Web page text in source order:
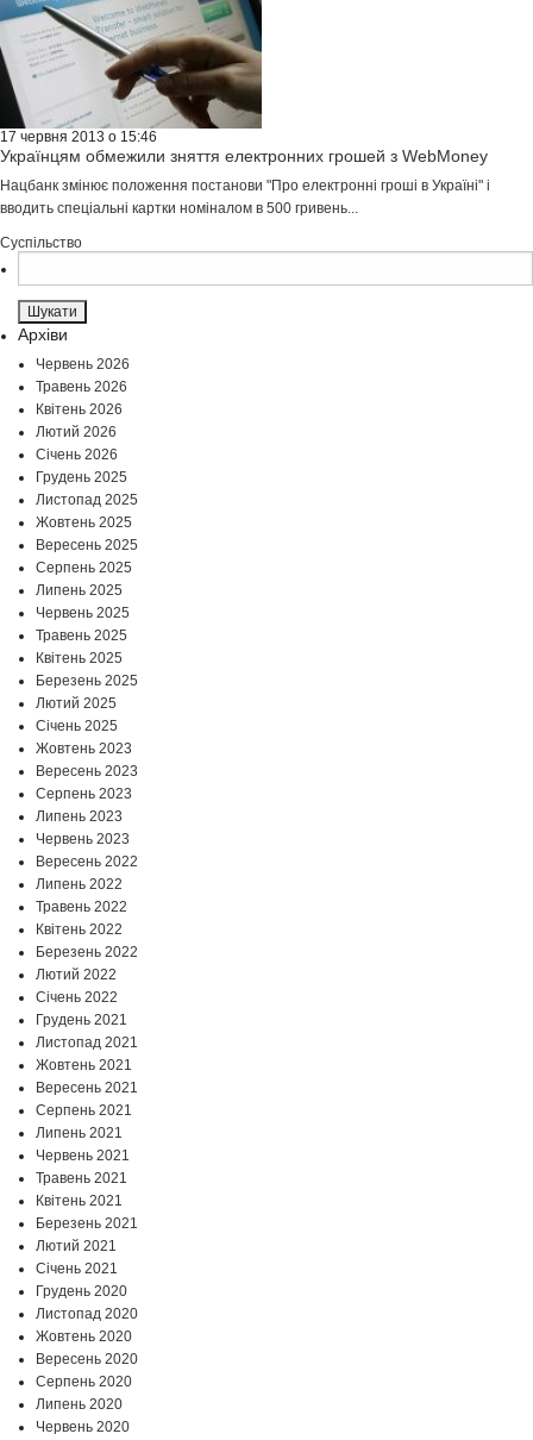
17 червня 2013 о 15:46
Українцям обмежили зняття електронних грошей з WebMoney
Нацбанк змінює положення постанови "Про електронні гроші в Україні" і
вводить спеціальні картки номіналом в 500 гривень...
Суспільство
Архіви
Червень 2026
Травень 2026
Квітень 2026
Лютий 2026
Січень 2026
Грудень 2025
Листопад 2025
Жовтень 2025
Вересень 2025
Серпень 2025
Липень 2025
Червень 2025
Травень 2025
Квітень 2025
Березень 2025
Лютий 2025
Січень 2025
Жовтень 2023
Вересень 2023
Серпень 2023
Липень 2023
Червень 2023
Вересень 2022
Липень 2022
Травень 2022
Квітень 2022
Березень 2022
Лютий 2022
Січень 2022
Грудень 2021
Листопад 2021
Жовтень 2021
Вересень 2021
Серпень 2021
Липень 2021
Червень 2021
Травень 2021
Квітень 2021
Березень 2021
Лютий 2021
Січень 2021
Грудень 2020
Листопад 2020
Жовтень 2020
Вересень 2020
Серпень 2020
Липень 2020
Червень 2020